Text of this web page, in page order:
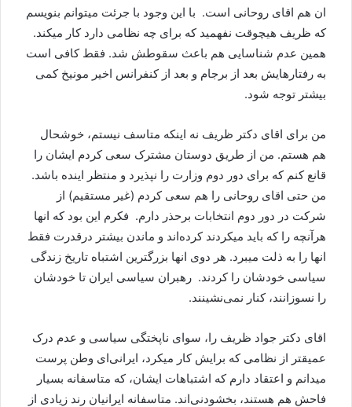
ان هم اقای روحانی است. ‌ با این وجود با جرئت میتوانم بنویسم
که ظریف هیچوقت نفهمید که برای چه نظامی دارد کار میکند.
همین عدم‌ شناسایی هم باعث سقوطش شد. فقط کافی است
به رفتارهایش بعد از برجام و بعد از کنفرانس اخیر مونیخ کمی
بیشتر توجه شود.
من برای اقای دکتر ظریف نه اینکه متاسف نیستم، خوشحال
هم هستم. من از طریق دوستان مشترک سعی کردم ایشان را
قانع کنم‌ که برای دور دوم وزارت را نپذیرد و منتظر اینده باشد. ‌
من حتی اقای روحانی را هم سعی کردم (غیر مستقیم) از
شرکت در دور دوم انتخابات برحذر دارم. ‌ فکرم این بود که انها
هرآنچه را که باید میکردند کرده‌اند و ماندن بیشتر درقدرت فقط
انها را به ذلت میبرد. هر دوی انها بزرگترین اشتباه تاریخ زندگی
سیاسی خودشان را کردند. ‌ رهبران سیاسی ایران تا خودشان
را نسوزانند، کنار نمی‌نشینند.
اقای دکتر جواد ظریف را، سوای ناپختگی سیاسی و عدم درک
عمیقتر از نظامی که برایش کار میکرد، ایرانی‌ای وطن پرست
میدانم و‌ اعتقاد دارم‌ که اشتباهات ایشان، که متاسفانه بسیار
فاحش هم هستند، بخشودنی‌اند. متاسفانه ایرانیان رند زیادی از